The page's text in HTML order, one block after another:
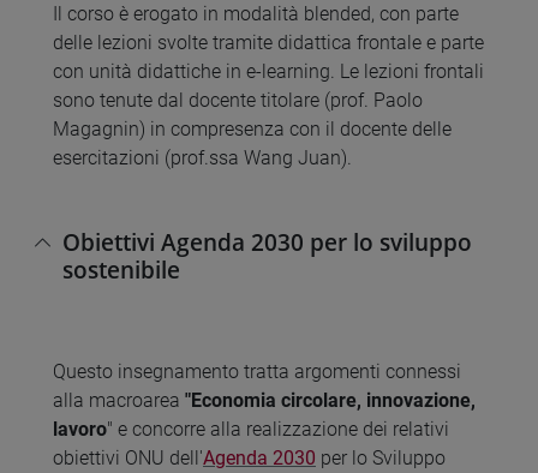
Il corso è erogato in modalità blended, con parte
delle lezioni svolte tramite didattica frontale e parte
con unità didattiche in e-learning. Le lezioni frontali
sono tenute dal docente titolare (prof. Paolo
Magagnin) in compresenza con il docente delle
esercitazioni (prof.ssa Wang Juan).
Obiettivi Agenda 2030 per lo sviluppo
sostenibile
Questo insegnamento tratta argomenti connessi
alla macroarea "Economia circolare, innovazione,
lavoro" e concorre alla realizzazione dei relativi
obiettivi ONU dell'Agenda 2030 per lo Sviluppo